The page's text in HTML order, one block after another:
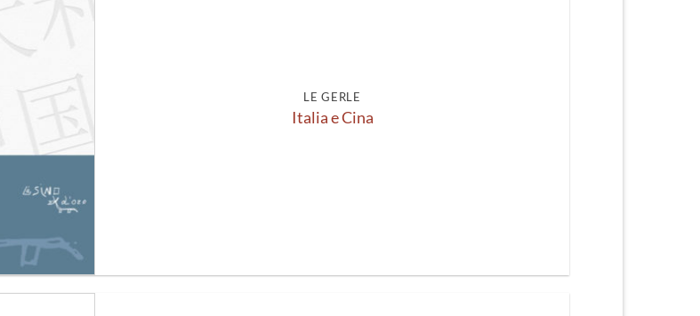
Aggiungi
LE GERLE
Italia e Cina